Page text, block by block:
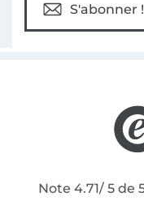
S'abonner !
Note 4.71/ 5 de